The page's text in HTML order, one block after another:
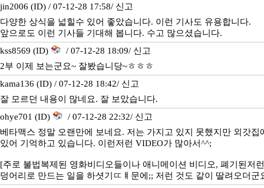
jin2006 (ID) / 07-12-28 17:58/ 신고
다양한 상식을 넓힐수 있어 좋았습니다. 이런 기사도 유용합니다.
앞으로도 이런 기사들 기대해 봅니다. 수고 많으셨습니다.
kss8569 (ID)
/ 07-12-28 18:09/ 신고
2부 이제 보는군요~ 잘봤습니당~ㅎㅎㅎ
kama136 (ID) / 07-12-28 18:42/ 신고
잘 모르던 내용이 많네요. 잘 보았습니다.
ohye701 (ID)
/ 07-12-28 22:32/ 신고
베타맥스 정말 오랜만에 보네요. 저는 가지고 있지 못했지만 외갓집
있어 기억하고 있습니다. 이런저런 VIDEO가 많아서^^;
[주로 불법복제된 영화비디오들이나 애니메이션 비디오, 폐기된저
덩어리로 만드는 일을 하셧기ㅤㄸㅒㅤ문에;; 저런 것도 같이 딸려오더군